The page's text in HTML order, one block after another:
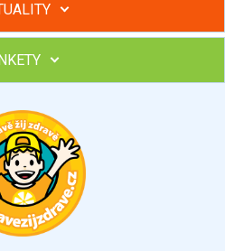
a skupiny v kurzech STOBu
Najděte si odborníka STOBu ve